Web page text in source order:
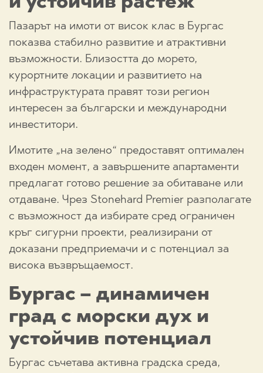
Пазарът на имоти от висок клас в Бургас
показва стабилно развитие и атрактивни
възможности. Близостта до морето,
курортните локации и развитието на
инфраструктурата правят този регион
интересен за български и международни
инвеститори.
Имотите „на зелено“ предоставят оптимален
входен момент, а завършените апартаменти
предлагат готово решение за обитаване или
отдаване. Чрез Stonehard Premier разполагате
с възможност да избирате сред ограничен
кръг сигурни проекти, реализирани от
доказани предприемачи и с потенциал за
висока възвръщаемост.
Бургас – динамичен
град с морски дух и
устойчив потенциал
Бургас съчетава активна градска среда,